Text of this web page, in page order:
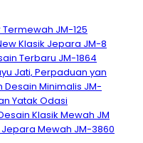
JM-125
Klasik Jepara JM-8
Terbaru JM-1864
Jati, Perpaduan yan
Desain Minimalis JM-
Yatak Odasi
Klasik Mewah JM
Mewah JM-3860